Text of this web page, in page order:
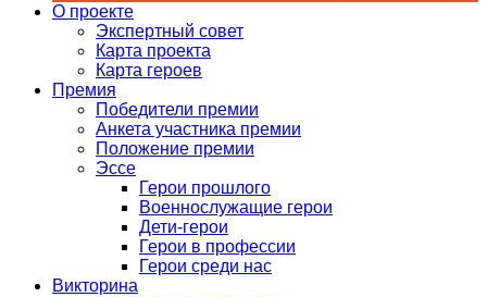
О проекте
Экспертный совет
Карта проекта
Карта героев
Премия
Победители премии
Анкета участника премии
Положение премии
Эссе
Герои прошлого
Военнослужащие герои
Дети-герои
Герои в профессии
Герои среди нас
Викторина